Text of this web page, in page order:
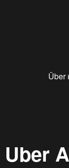
Über